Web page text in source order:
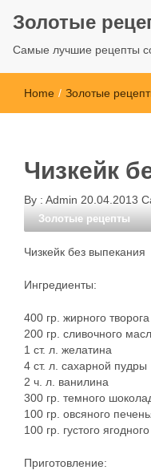
Золотые
Самые лучшие рецепты
Home / Золотые
Чизкейк
By : Admin 20.04.2013
Золотые рецепты
Чизкейк без выпекания
Ингредиенты:
400 гр. жирного творога
200 гр. сливочного
1 ст. л. желатина
4 ст. л. сахарной пудры
2 ч. л. ванилина
300 гр. темного
100 гр. овсяного
100 гр. густого
Приготовление: